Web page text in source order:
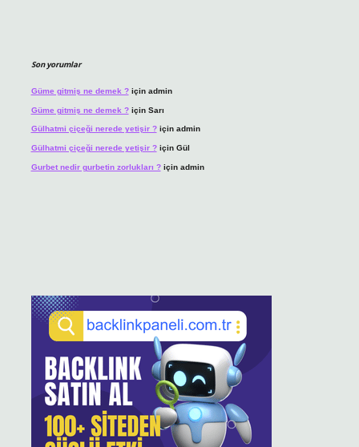
Son yorumlar
Güme gitmiş ne demek ?için admin
Güme gitmiş ne demek ?için Sarı
Gülhatmi çiçeği nerede yetişir ?için admin
Gülhatmi çiçeği nerede yetişir ?için Gül
Gurbet nedir gurbetin zorlukları ?için admin